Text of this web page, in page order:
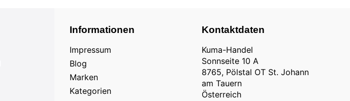
Informationen
Impressum
Blog
Marken
Kategorien
Kontaktdaten
Kuma-Handel
Sonnseite 10 A
8765, Pölstal OT St. Johann
am Tauern
Österreich